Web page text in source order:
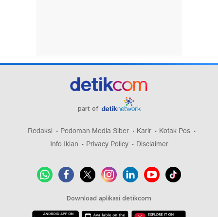
part of
Redaksi Pedoman Media Siber Karir
Kotak Pos
Info Iklan
Privacy Policy Disclaimer
Download aplikasi detikcom